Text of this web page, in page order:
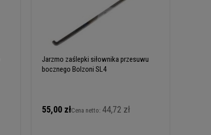
Jarzmo zaślepki siłownika przesuwu
bocznego Bolzoni SL4
55,00 złCena netto: 44,72 zł